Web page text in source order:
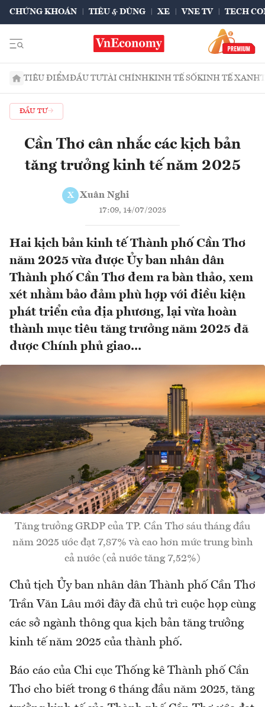
CHỨNG KHOÁN TIÊU & DÙNG XE VNE TV TECH
TIÊU ĐIỂMĐẦU TƯTÀI CHÍNHKINH TẾ SỐKINH TẾ XANH
ĐẦU TƯ
Cần Thơ cân nhắc các kịch bản
tăng trưởng kinh tế năm 2025
X Xuân Nghi
17:09, 14/07/2025
Hai kịch bản kinh tế Thành phố Cần Thơ
năm 2025 vừa được Ủy ban nhân dân
Thành phố Cần Thơ đem ra bàn thảo, xem
xét nhằm bảo đảm phù hợp với điều kiện
phát triển của địa phương, lại vừa hoàn
thành mục tiêu tăng trưởng năm 2025 đã
được Chính phủ giao...
Tăng trưởng GRDP của TP. Cần Thơ sáu tháng đầu
năm 2025 ước đạt 7,87% và cao hơn mức trung bình
cả nước (cả nước tăng 7,52%)
Chủ tịch Ủy ban nhân dân Thành phố Cần Thơ
Trần Văn Lâu mới đây đã chủ trì cuộc họp cùng
các sở ngành thông qua kịch bản tăng trưởng
kinh tế năm 2025 của thành phố.
Báo cáo của Chi cục Thống kê Thành phố Cần
Thơ cho biết trong 6 tháng đầu năm 2025, tăng